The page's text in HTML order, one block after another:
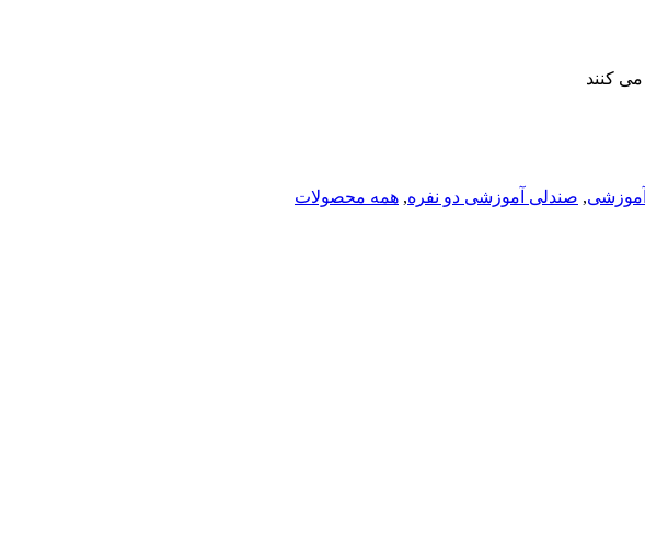
کنند
, صندلی آموزشی دو نفره, همه محصولات